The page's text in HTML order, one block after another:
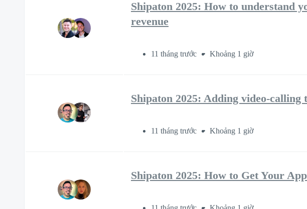
Shipaton 2025: How to understand
revenue
11 tháng trước Khoảng 1 giờ
Shipaton 2025: Adding video-
11 tháng trước Khoảng 1 giờ
Shipaton 2025: How to Get Your